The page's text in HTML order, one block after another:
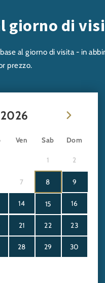
giorno di
al giorno di visita - in
prezzo.
2026
Ven Sab Dom
1 2
7 8 9
14 15 16
21 22 23
28 29 30